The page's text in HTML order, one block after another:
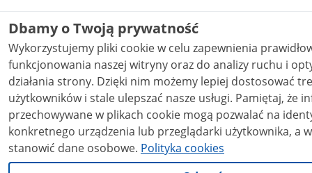
Dbamy o Twoją prywatność
Wykorzystujemy pliki cookie w celu zapewnienia
funkcjonowania naszej witryny oraz do analizy ruchu i
działania strony. Dzięki nim możemy lepiej dostosować treści do potrzeb
użytkowników i stale ulepszać nasze usługi. Pamiętaj, że informacje
przechowywane w plikach cookie mogą pozwalać na
konkretnego urządzenia lub przeglądarki użytkownika, a
stanowić dane osobowe. Polityka cookies